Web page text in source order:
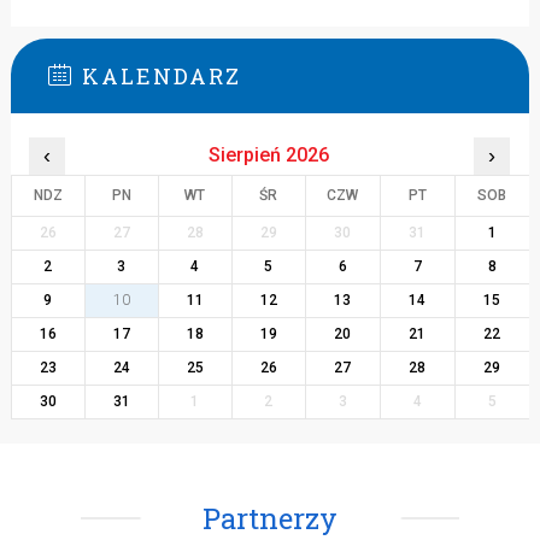
KALENDARZ
‹ Sierpień 2026 ›
NDZ PN WT ŚR CZW PT SOB
26 27 28 29 30 31
1
2
3 4 5 6 7
8
9
10 11 12 13 14
15
16
17 18 19 20 21
22
23
24 25 26 27 28
29
30
31 1 2 3 4 5
Partnerzy